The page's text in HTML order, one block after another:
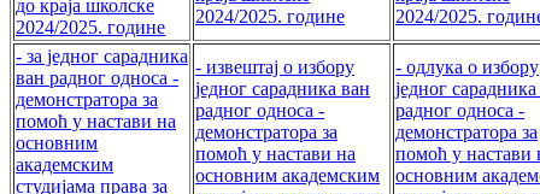
до краја школске
2024/2025. године
2024/2025. године
2024/2025.
- за једног сарадника
ван рaдног односа -
демонстратора за
помоћ у настави на
основним
академским
студијама права за
- извештај о избору
једног сарадника ван
рaдног односа -
демонстратора за
помоћ у настави на
основним академским
- одлука о избору
једног
рaдног односа -
демонстратора за
помоћ у настави
основним